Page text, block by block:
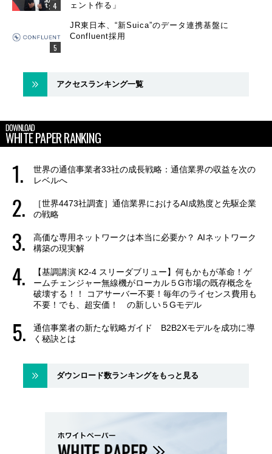
ェント作る」
JR東日本、“新Suica”のデータ連携基盤に
Confluent採用
アクセスランキング一覧
DOWNLOAD
WHITE PAPER RANKING
世界の通信事業者33社の成長戦略：通信業界の収益を次の
レベルへ
［世界4473社調査］通信業界におけるAI成熟度と先駆企業
の戦略
高価な専用ネットワークは本当に必要か？ AIネットワーク
構築の現実解
【基調講演 K2-4 スリーダブリュー】何もかもが革命！ゲ
ームチェンジャー無線機がローカル５G市場の既存概念を
破壊する！！ コアサーバー不要！毎年のライセンス費用も
不要！でも、超安価！ の新しい５Gモデル
通信事業者の新たな戦略ガイド B2B2Xモデルを成功に導
く秘訣とは
ダウンロード数ランキングをもっと見る